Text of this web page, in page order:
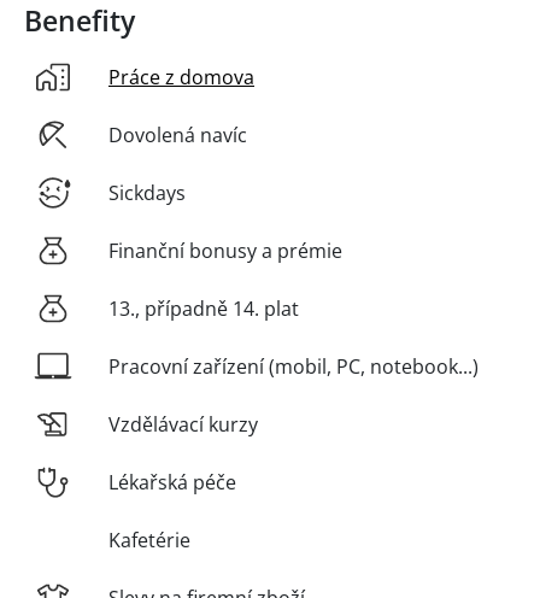
Benefity
Práce z domova
Dovolená navíc
Sickdays
Finanční bonusy a prémie
13., případně 14. plat
Pracovní zařízení (mobil, PC, notebook...)
Vzdělávací kurzy
Lékařská péče
Kafetérie